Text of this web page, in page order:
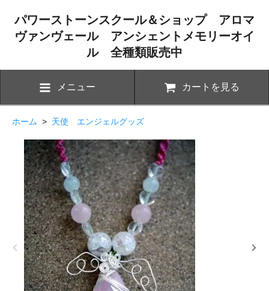
パワーストーンスクール＆ショップ アロマ
ヴァンヴェール アンシェントメモリーオイ
ル 全種類販売中
メニュー カートを見る
ホーム > 天使 エンジェルグッズ